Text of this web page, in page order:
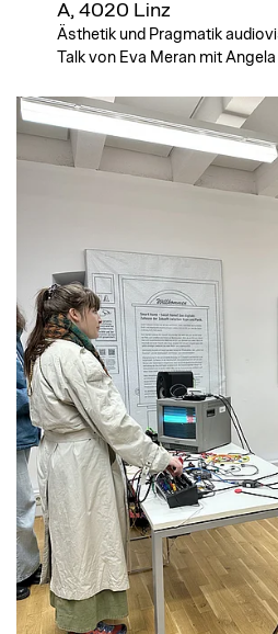
A, 4020 Linz
Ästhetik und Pragmatik
Talk von Eva Meran mit